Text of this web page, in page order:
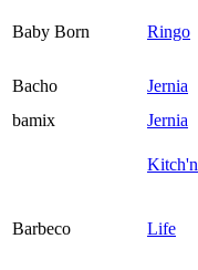
Baby Born Ringo
Bacho
Jernia
bamix
Jernia
Kitch'n
Barbeco Life